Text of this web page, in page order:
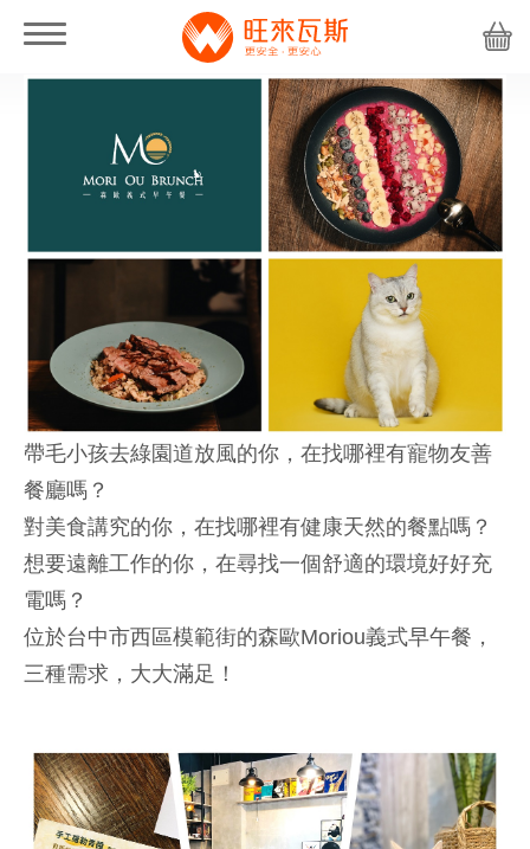
帶毛小孩去綠園道放風的你，在找哪裡有寵物友善
餐廳嗎？
對美食講究的你，在找哪裡有健康天然的餐點嗎？
想要遠離工作的你，在尋找一個舒適的環境好好充
電嗎？
位於台中市西區模範街的森歐Moriou義式早午餐，
三種需求，大大滿足！